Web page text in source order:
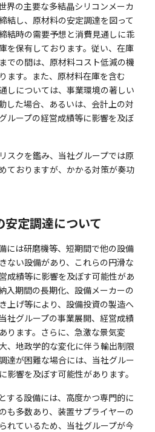
界の主要な多結晶シリコンメーカ
結し、原材料の安定調達を図って
結時の需要予想と消費見通しに乖
を保有しております。従い、在庫
での間は、原材料コスト低減の機
ます。また、原材料在庫を含む
しについては、事業環境の著しい
した場合、あるいは、会計上の対
ループの経営成績等に影響を及ぼ
スクを鑑み、当社グループでは原
ておりますが、かかる対策が奏功
定調達について
には研磨機等、短期間で他の設備
ない設備があり、これらの円滑な
成績等に影響を及ぼす可能性があ
入期間の長期化、設備メーカーの
上げ等により、設備投資の製造へ
社グループの事業展開、経営成績
ります。さらに、急激な景気変
、地政学的な変化に伴う輸出制限
達が困難な場合には、当社グルー
影響を及ぼす可能性があります。
する設備には、高度かつ専門的に
も多数あり、装置サプライヤーの
れているため、当社グループが今